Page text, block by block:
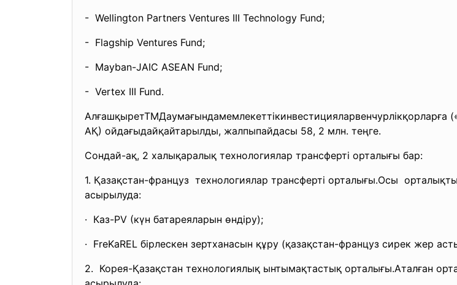
- Wellington Partners Ventures III Technology Fund;
- Flagship Ventures Fund;
- Mayban-JAIC ASEAN Fund;
- Vertex III Fund.
АлғашқыретТМДаумағындамемлекеттікинвестицияларвенчурлікқорларға
АҚ) ойдағыдайқайтарылды, жалпыпайдасы 58, 2 млн. теңге.
Сондай-ақ, 2 халықаралық технологиялар трансферті орталығы бар:
1. Қазақстан-француз технологиялар трансферті орталығы.Осы
асырылуда:
· Каз-PV (күн батареяларын өндіру);
· FreKaREL бірлескен зертханасын құру (қазақстан-француз сирек жер
2. Корея-Қазақстан технологиялық ынтымақтастық орталығы.Аталған